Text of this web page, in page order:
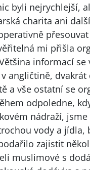
byli nejrychlejší,
charita ani
mi přišla
informací se
angličtině, dvakrát
a vše ostatní se
odpoledne,
nádraží, jsme
vody a jídla,
zajistit
muslimové s